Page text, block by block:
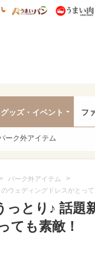
ニー特集
うまいめし うまいパン
グッズ・イベント フ
ーク外アイテム
パーク外アイテム >
ウェディングドレスがとって
っとり♪ 話題
ても素敵！